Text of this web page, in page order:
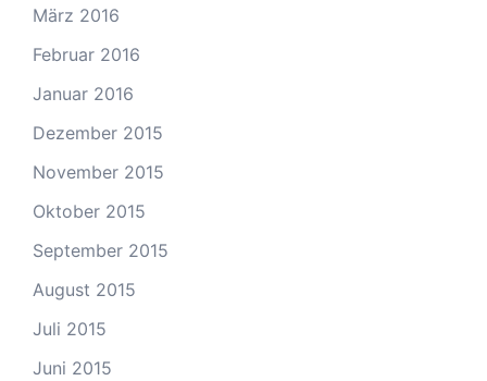
März 2016
Februar 2016
Januar 2016
Dezember 2015
November 2015
Oktober 2015
September 2015
August 2015
Juli 2015
Juni 2015